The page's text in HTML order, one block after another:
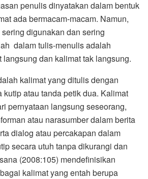
penulis dinyatakan dalam bentuk
ada bermacam-macam. Namun,
digunakan dan sering
dalam tulis-menulis adalah
dan kalimat tak langsung.
kalimat yang ditulis dengan
kutip atau tanda petik dua. Kalimat
pernyataan langsung seseorang,
atau narasumber dalam berita
dialog atau percakapan dalam
secara utuh tanpa dikurangi dan
(2008:105) mendefinisikan
kalimat yang entah berupa